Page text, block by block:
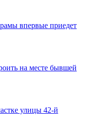
впервые приедет
на месте бывшей
улицы 42-й